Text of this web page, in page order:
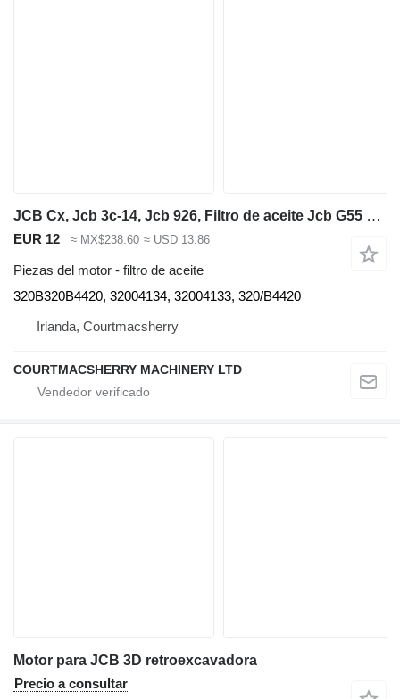
JCB Cx, Jcb 3c-14, Jcb 926, Filtro de aceite Jcb G55 320/b4420, 32004134, 320B320B4420 para retroexcavadora
EUR 12 ≈ MX$238.60 ≈ USD 13.86
Piezas del motor - filtro de aceite
320B320B4420, 32004134, 32004133, 320/B4420
Irlanda, Courtmacsherry
COURTMACSHERRY MACHINERY LTD
Motor para JCB 3D retroexcavadora
Precio a consultar